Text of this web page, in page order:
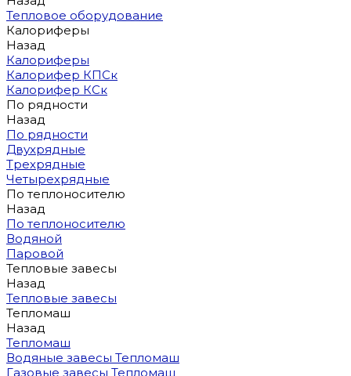
Тепловое оборудование
Калориферы
Назад
Калориферы
Калорифер КПСк
Калорифер КСк
По рядности
Назад
По рядности
Двухрядные
Трехрядные
Четырехрядные
По теплоносителю
Назад
По теплоносителю
Водяной
Паровой
Тепловые завесы
Назад
Тепловые завесы
Тепломаш
Назад
Тепломаш
Водяные завесы Тепломаш
Газовые завесы Тепломаш